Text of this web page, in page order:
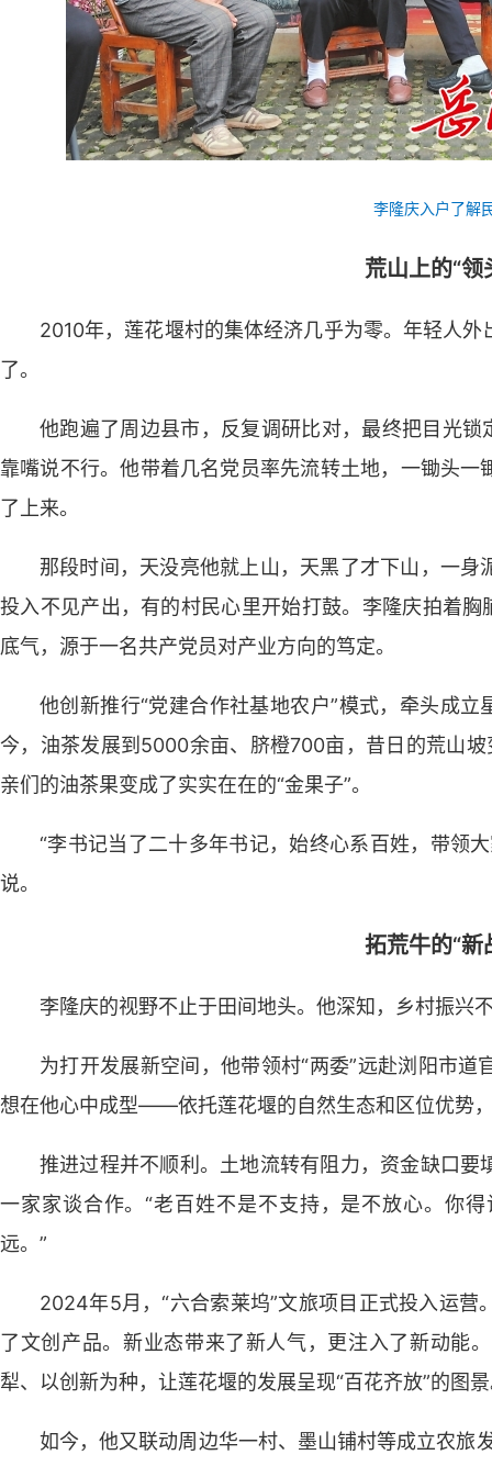
李隆庆入户了解
荒山上的“领
2010年，莲花堰村的集体经济几乎为零。年轻人
了。
他跑遍了周边县市，反复调研比对，最终把目光
靠嘴说不行。他带着几名党员率先流转土地，一锄头
了上来。
那段时间，天没亮他就上山，天黑了才下山，一
投入不见产出，有的村民心里开始打鼓。李隆庆拍着
底气，源于一名共产党员对产业方向的笃定。
他创新推行“党建合作社基地农户”模式，牵头成
今，油茶发展到5000余亩、脐橙700亩，昔日的荒山坡
亲们的油茶果变成了实实在在的“金果子”。
“李书记当了二十多年书记，始终心系百姓，带领
说。
拓荒牛的“新
李隆庆的视野不止于田间地头。他深知，乡村振兴
为打开发展新空间，他带领村“两委”远赴浏阳市
想在他心中成型——依托莲花堰的自然生态和区位优势
推进过程并不顺利。土地流转有阻力，资金缺口
一家家谈合作。“老百姓不是不支持，是不放心。你
远。”
2024年5月，“六合索莱坞”文旅项目正式投入运
了文创产品。新业态带来了新人气，更注入了新动能
犁、以创新为种，让莲花堰的发展呈现“百花齐放”的图
如今，他又联动周边华一村、墨山铺村等成立农旅